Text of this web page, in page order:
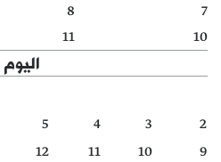
دفاتر
الأرشيف
7
8
10
11
اليوم
2
3
4
5
9
10
11
12